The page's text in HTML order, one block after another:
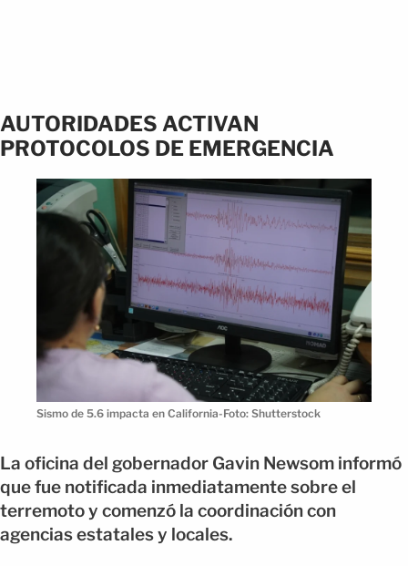
AUTORIDADES ACTIVAN
PROTOCOLOS DE EMERGENCIA
Sismo de 5.6 impacta en California-Foto: Shutterstock
La oficina del gobernador Gavin Newsom informó
que fue notificada inmediatamente sobre el
terremoto y comenzó la coordinación con
agencias estatales y locales.